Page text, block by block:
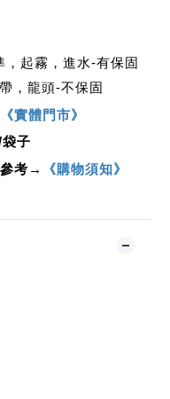
起霧，進水-有保固
，龍頭-不保固
《實體門市》
子
考→
《購物須知》